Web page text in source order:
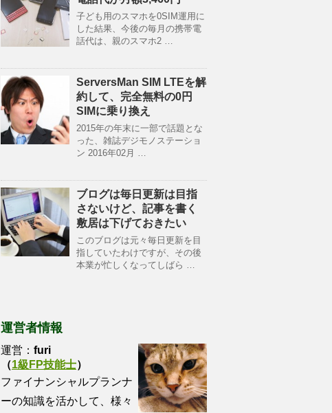
子ども用のスマホを0SIM運用に
した結果、今後の毎月の携帯電
話代は、親のスマホ2 …
ServersMan SIM LTEを解
約して、完全無料の0円
SIMに乗り換え
2015年の年末に一部で話題とな
った、雑誌デジモノステーショ
ン 2016年02月 …
ブログは毎日更新は目指
さないけど、記事を書く
敷居は下げておきたい
このブログは元々毎日更新を目
指していたわけですが、その後
本業が忙しくなってしばら …
運営者情報
運営： furi
（1級FP技能士）
ファイナンシャルプランナ
ーの知識を活かして、様々